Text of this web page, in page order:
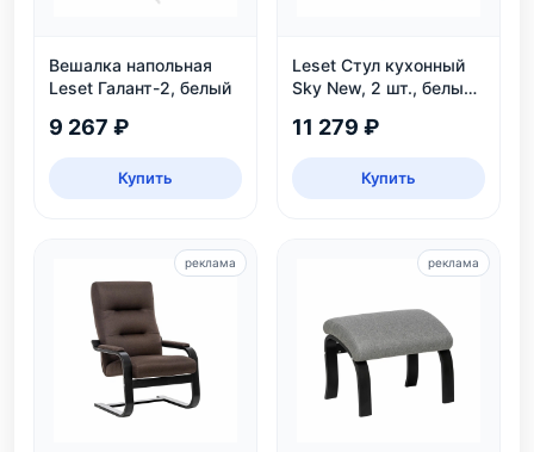
Вешалка напольная
Leset Галант-2, белый
9 267 ₽
Купить
Leset Стул кухонный
Sky New, 2 шт., белый/
11 279 ₽
Купить
реклама реклама